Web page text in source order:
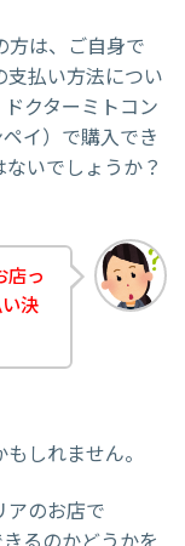
方は、ご自身で
支払い方法につい
クターミトコン
イ）で購入でき
いでしょうか？
店っ
決
しれません。
アのお店で